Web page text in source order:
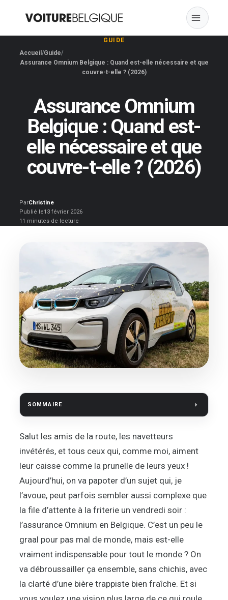
GUIDE
Accueil Guide
Assurance Omnium Belgique : Quand est-elle nécessaire et que
couvre-t-elle ? (2026)
Assurance Omnium
Belgique : Quand est-
elle nécessaire et que
couvre-t-elle ? (2026)
ParChristine
Publié le13 février 2026
11 minutes de lecture
SOMMAIRE
Salut les amis de la route, les navetteurs
invétérés, et tous ceux qui, comme moi, aiment
leur caisse comme la prunelle de leurs yeux !
Aujourd’hui, on va papoter d’un sujet qui, je
l’avoue, peut parfois sembler aussi complexe que
la file d’attente à la friterie un vendredi soir :
l’assurance Omnium en Belgique. C’est un peu le
graal pour pas mal de monde, mais est-elle
vraiment indispensable pour tout le monde ? On
va débroussailler ça ensemble, sans chichis, avec
la clarté d’une bière trappiste bien fraîche. Et si